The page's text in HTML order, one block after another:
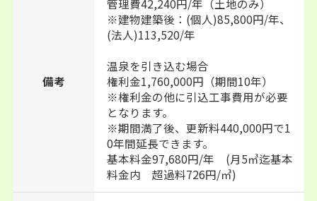
備考
管理費42,240円/年（土地のみ）
※建物建築後：(個人)85,800円/年、
(法人)113,520/年
温泉を引き込む場合
権利金1,760,000円（期間10年）
※権利金の他に引込工事費用が必要
となります。
※期間満了後、更新料440,000円で1
0年間延長できます。
基本料金97,680円/年 (月5㎥迄基本
料金内 超過料726円/㎥)